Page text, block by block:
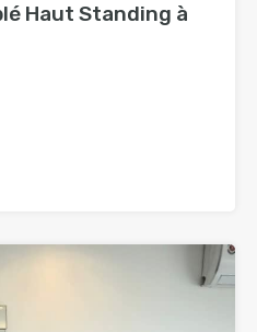
Haut Standing à